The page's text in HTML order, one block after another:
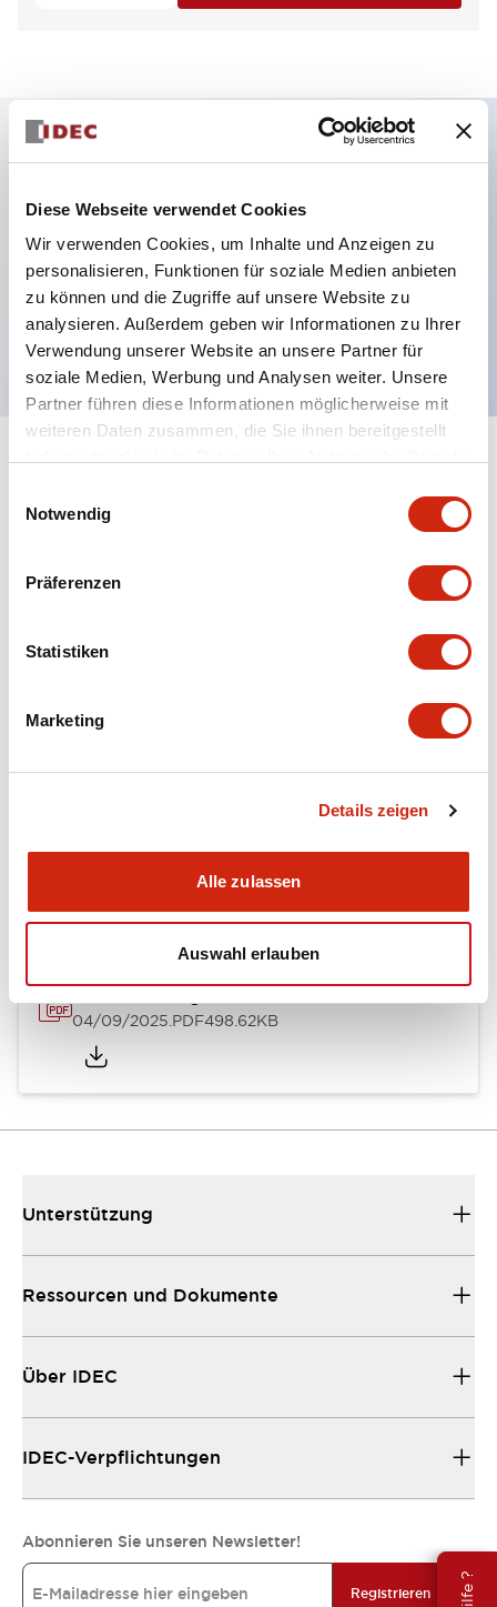
Diese Webseite verwendet Cookies
Wir verwenden Cookies, um Inhalte und Anzeigen zu
personalisieren, Funktionen für soziale Medien anbieten
zu können und die Zugriffe auf unsere Website zu
analysieren. Außerdem geben wir Informationen zu Ihrer
Verwendung unserer Website an unsere Partner für
soziale Medien, Werbung und Analysen weiter. Unsere
Partner führen diese Informationen möglicherweise mit
weiteren Daten zusammen, die Sie ihnen bereitgestellt
Notwendig
Präferenzen
Statistiken
Marketing
Details zeigen
Alle zulassen
Auswahl erlauben
Verbesserte Bedienbarkeit durch Back-Terminal-
System, flache Anschlussfläche einheitlich 22 mm
Gehäuselänge für alle Serien.
UL- und CSA-zertifiziert
Spezifikationen +
Aesthetic Specifications
Environmental Specifications
Kataloge & Broschüren CAD-Dateien Genehmigungen &
04/09/2025.PDF498.62KB
Unterstützung
Ressourcen und Dokumente
Über IDEC
IDEC-Verpflichtungen
Abonnieren Sie unseren Newsletter!
Registrieren